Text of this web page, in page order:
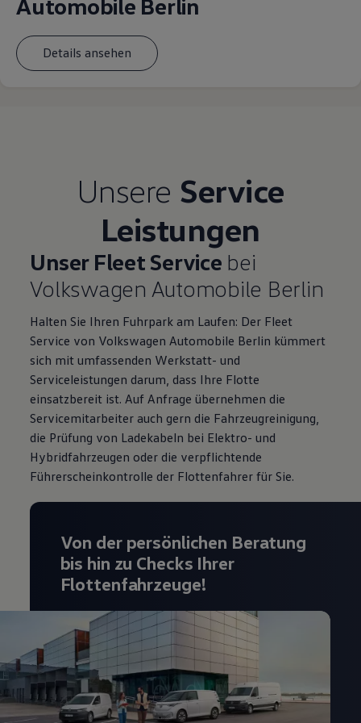
75 Jahre Bulli Jubiläum
Fahrzeugabholung ab Werk
Automobile Berlin
Details ansehen
Unsere Service
Leistungen
Unser Fleet Service bei
Volkswagen Automobile Berlin
Halten Sie Ihren Fuhrpark am Laufen: Der Fleet
Service von Volkswagen Automobile Berlin kümmert
sich mit umfassenden Werkstatt- und
Serviceleistungen darum, dass Ihre Flotte
einsatzbereit ist. Auf Anfrage übernehmen die
Servicemitarbeiter auch gern die Fahrzeugreinigung,
die Prüfung von Ladekabeln bei Elektro- und
Hybridfahrzeugen oder die verpflichtende
Führerscheinkontrolle der Flottenfahrer für Sie.
Von der persönlichen Beratung
bis hin zu Checks Ihrer
Flottenfahrzeuge!